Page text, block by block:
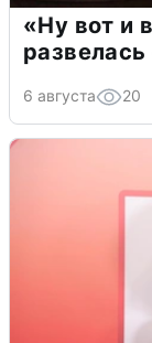
«Ну вот и
6 августа 20